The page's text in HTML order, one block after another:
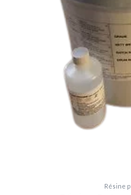
Résine